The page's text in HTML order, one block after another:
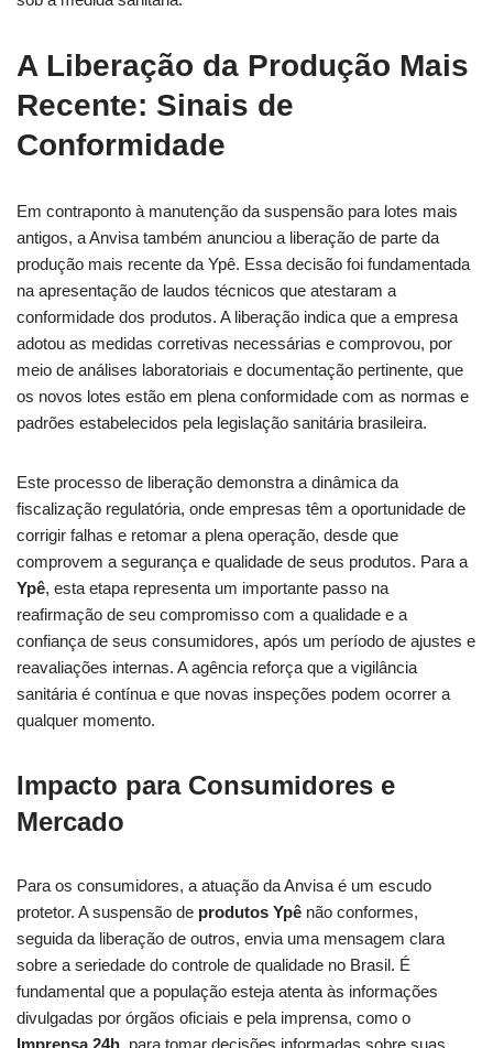
A Liberação da Produção Mais
Recente: Sinais de
Conformidade
Em contraponto à manutenção da suspensão para lotes mais
antigos, a Anvisa também anunciou a liberação de parte da
produção mais recente da Ypê. Essa decisão foi fundamentada
na apresentação de laudos técnicos que atestaram a
conformidade dos produtos. A liberação indica que a empresa
adotou as medidas corretivas necessárias e comprovou, por
meio de análises laboratoriais e documentação pertinente, que
os novos lotes estão em plena conformidade com as normas e
padrões estabelecidos pela legislação sanitária brasileira.
Este processo de liberação demonstra a dinâmica da
fiscalização regulatória, onde empresas têm a oportunidade de
corrigir falhas e retomar a plena operação, desde que
comprovem a segurança e qualidade de seus produtos. Para a
Ypê, esta etapa representa um importante passo na
reafirmação de seu compromisso com a qualidade e a
confiança de seus consumidores, após um período de ajustes e
reavaliações internas. A agência reforça que a vigilância
sanitária é contínua e que novas inspeções podem ocorrer a
qualquer momento.
Impacto para Consumidores e
Mercado
Para os consumidores, a atuação da Anvisa é um escudo
protetor. A suspensão de produtos Ypê não conformes,
seguida da liberação de outros, envia uma mensagem clara
sobre a seriedade do controle de qualidade no Brasil. É
fundamental que a população esteja atenta às informações
divulgadas por órgãos oficiais e pela imprensa, como o
Imprensa 24h, para tomar decisões informadas sobre suas